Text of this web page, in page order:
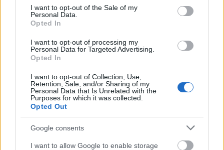
consent section.
I want to opt-out of the Sale of my
Personal Data.
Opted In
I want to opt-out of processing my
Personal Data for Targeted Advertising.
Opted In
I want to opt-out of Collection, Use,
Retention, Sale, and/or Sharing of my
Personal Data that Is Unrelated with the
Purposes for which it was collected.
Opted Out
Google consents
I want to allow Google to enable storage
A világ legveszélyesebb migrációs útvonalai: A
Közép-Mediterrán útvonal, A Darién-régió és az
Manaus: a dzsungel szívének városa